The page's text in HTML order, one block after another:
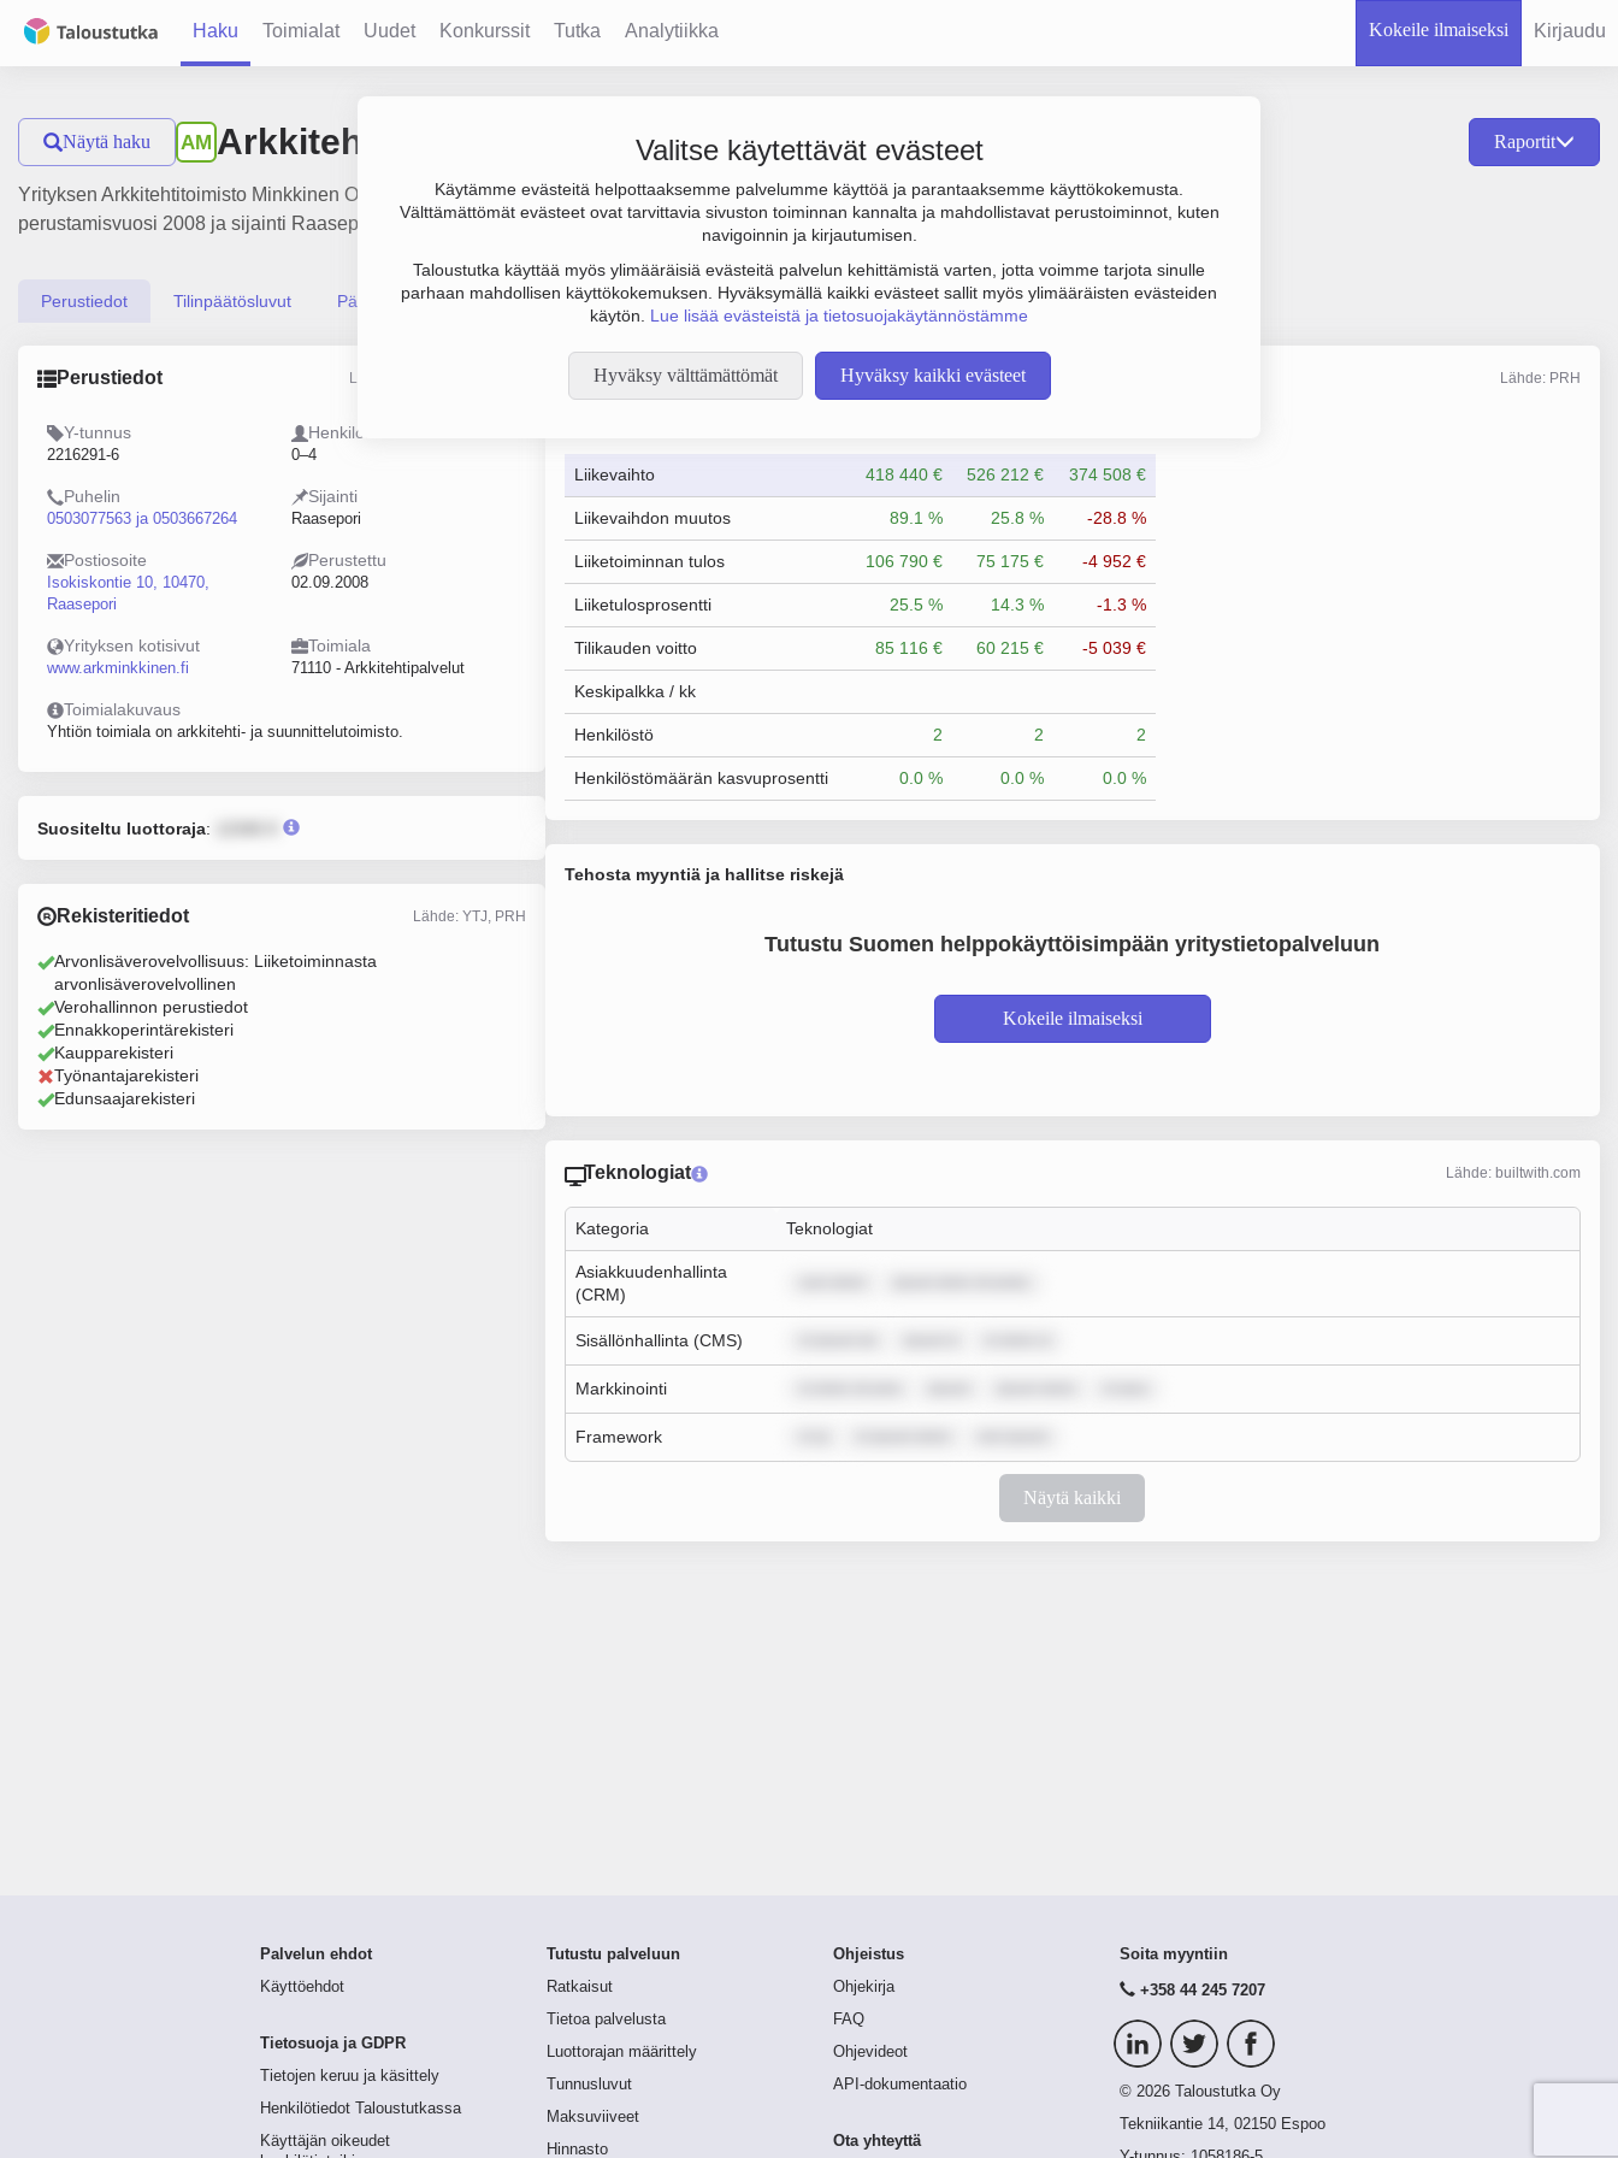
Haku Toimialat Uudet Konkurssit Tutka Analytiikka Kokeile ilmaiseksi Kirjaudu
Valitse käytettävät evästeet
Käytämme evästeitä helpottaaksemme palvelumme käyttöä ja parantaaksemme käyttökokemusta.
Välttämättömät evästeet ovat tarvittavia sivuston toiminnan kannalta ja mahdollistavat perustoiminnot, kuten
navigoinnin ja kirjautumisen.
Taloustutka käyttää myös ylimääräisiä evästeitä palvelun kehittämistä varten, jotta voimme tarjota sinulle
parhaan mahdollisen käyttökokemuksen. Hyväksymällä kaikki evästeet sallit myös ylimääräisten evästeiden
käytön. Lue lisää evästeistä ja tietosuojakäytännöstämme
Hyväksy välttämättömät Hyväksy kaikki evästeet
Näytä haku AM Arkkitehtitoimisto Minkkinen Oy Raportit
Yrityksen Arkkitehtitoimisto Minkkinen Oy liikevaihto on 375 000 €, tulos -5 000 € ja henkilöstömäärä 2. Sen päätoimiala on Arkkitehtipalvelut,
perustamisvuosi 2008 ja sijainti Raasepori. Yrityksen yhtiömuoto Osakeyhtiö (OY).
Perustiedot Tilinpäätösluvut Päättäjätiedot
Perustiedot Lähde: YTJ, PRH, Traficom
Y-tunnus
2216291-6
Henkilöstömäärä
0–4
Puhelin
0503077563 ja 0503667264
Sijainti
Raasepori
Postiosoite
Isokiskontie 10, 10470,
Raasepori
Perustettu
02.09.2008
Yrityksen kotisivut
www.arkminkkinen.fi
Toimiala
71110 - Arkkitehtipalvelut
Toimialakuvaus
Yhtiön toimiala on arkkitehti- ja suunnittelutoimisto.
Suositeltu luottoraja:
Rekisteritiedot Lähde: YTJ, PRH
Arvonlisäverovelvollisuus: Liiketoiminnasta
arvonlisäverovelvollinen
Verohallinnon perustiedot
Ennakkoperintärekisteri
Kaupparekisteri
Työnantajarekisteri
Edunsaajarekisteri
Taloustiedot Lähde: PRH
Liikevaihto 418 440 € 526 212 € 374 508 €
Liikevaihdon muutos 89.1 % 25.8 % -28.8 %
Liiketoiminnan tulos 106 790 € 75 175 € -4 952 €
Liiketulosprosentti 25.5 % 14.3 % -1.3 %
Tilikauden voitto 85 116 € 60 215 € -5 039 €
Keskipalkka / kk
Henkilöstö 2 2 2
Henkilöstömäärän kasvuprosentti 0.0 % 0.0 % 0.0 %
Tehosta myyntiä ja hallitse riskejä
Tutustu Suomen helppokäyttöisimpään yritystietopalveluun
Kokeile ilmaiseksi
Teknologiat Lähde: builtwith.com
Kategoria Teknologiat
Asiakkuudenhallinta
(CRM)
Sisällönhallinta (CMS)
Markkinointi
Framework
Näytä kaikki
Palvelun ehdot
Käyttöehdot
Tietosuoja ja GDPR
Tietojen keruu ja käsittely
Henkilötiedot Taloustutkassa
Käyttäjän oikeudet
Tutustu palveluun
Ratkaisut
Tietoa palvelusta
Luottorajan määrittely
Tunnusluvut
Maksuviiveet
Hinnasto
Ohjeistus
Ohjekirja
FAQ
Ohjevideot
API-dokumentaatio
Ota yhteyttä
Soita myyntiin
+358 44 245 7207
© 2026 Taloustutka Oy
Tekniikantie 14, 02150 Espoo